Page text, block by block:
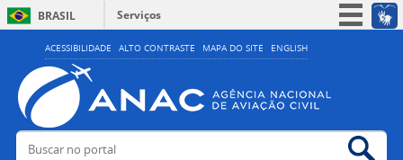
ACESSIBILIDADE ALTO CONTRASTE MAPA DO SITE ENGLISH
BRASIL
Serviços
Simplifique!
Acesso à informação
Legislação
Buscar no portal